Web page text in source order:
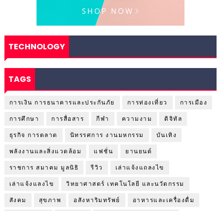
TECHNOLOGY
TAGS
การเงิน การธนาคารและประกันภัย การท่องเที่ยว
การเมือง
การศึกษา
การสื่อสาร กีฬา ความงาม
ดิจิทัล
ธุรกิจ การตลาด
นิทรรศการ งานมหกรรม
บันเทิง
พลังงานและสิ่งแวดล้อม
แฟชั่น
ยานยนต์
ราชการ สมาคม มูลนิธิ
รีวิว
เล่าแจ้งแถลงไข
เล่าแจ้งแลงไข
วิทยาศาสตร์ เทคโนโลยี และนวัตกรรม
สังคม
สุขภาพ อสังหาริมทรัพย์
อาหารและเครื่องดื่ม